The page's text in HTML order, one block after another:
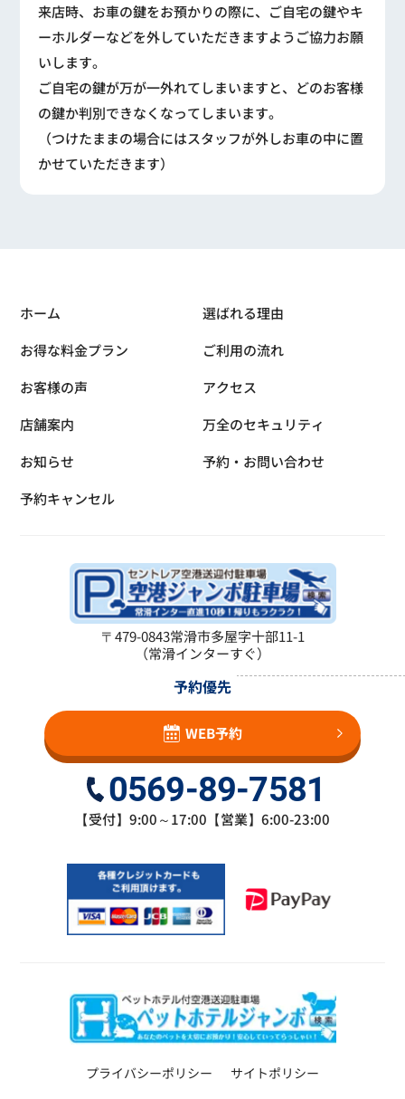
来店時、お車の鍵をお預かりの際に、ご自宅の鍵やキ
ーホルダーなどを外していただきますようご協力お願
いします。
ご自宅の鍵が万が一外れてしまいますと、どのお客様
の鍵か判別できなくなってしまいます。
（つけたままの場合にはスタッフが外しお車の中に置
かせていただきます）
ホーム
選ばれる理由
お得な料金プラン
ご利用の流れ
お客様の声
アクセス
店舗案内
万全のセキュリティ
お知らせ
予約・お問い合わせ
予約キャンセル
〒479-0843常滑市多屋字十部11-1
（常滑インターすぐ）
予約優先
WEB予約
0569-89-7581
【受付】9:00～17:00【営業】6:00-23:00
プライバシーポリシー サイトポリシー